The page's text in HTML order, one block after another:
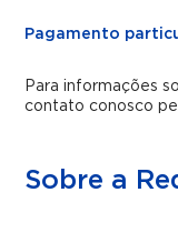
Pagamento
Para informações
contato conosco
Sobre a